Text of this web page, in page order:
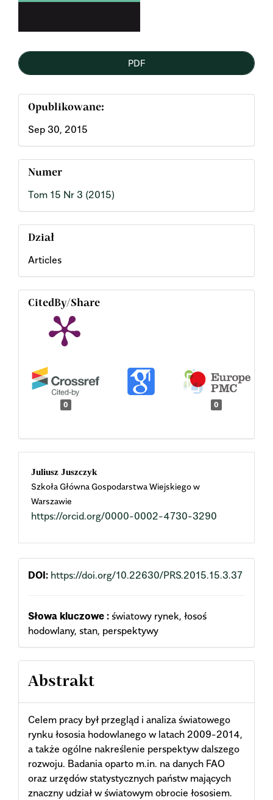
PDF
Opublikowane:
Sep 30, 2015
Numer
Tom 15 Nr 3 (2015)
Dział
Articles
CitedBy/Share
0 0
Main
Article
Content
Juliusz Juszczyk
Szkoła Główna Gospodarstwa Wiejskiego w
Warszawie
https://orcid.org/0000-0002-4730-3290
DOI: https://doi.org/10.22630/PRS.2015.15.3.37
Słowa kluczowe : światowy rynek, łosoś
hodowlany, stan, perspektywy
Abstrakt
Celem pracy był przegląd i analiza światowego
rynku łososia hodowlanego w latach 2009-2014,
a także ogólne nakreślenie perspektyw dalszego
rozwoju. Badania oparto m.in. na danych FAO
oraz urzędów statystycznych państw mających
znaczny udział w światowym obrocie łososiem.